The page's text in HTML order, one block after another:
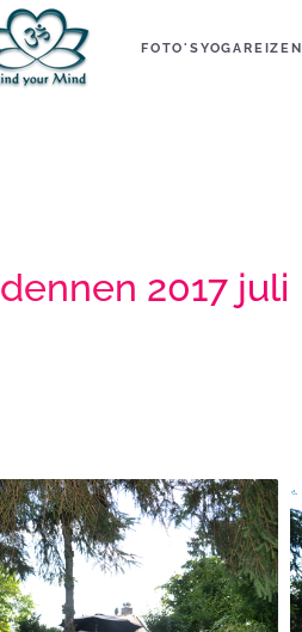
FOTO'SYOGAREIZEN
2017 juli